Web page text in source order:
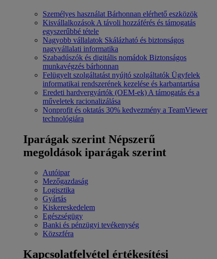
Személyes használat Bárhonnan elérhető eszközök
Kisvállalkozások A távoli hozzáférés és támogatás
egyszerűbbé tétele
Nagyobb vállalatok Skálázható és biztonságos
nagyvállalati informatika
Szabadúszók és digitális nomádok Biztonságos
munkavégzés bárhonnan
Felügyelt szolgáltatást nyújtó szolgáltatók Ügyfelek
informatikai rendszerének kezelése és karbantartása
Eredeti hardvergyártók (OEM-ek) A támogatás és a
műveletek racionalizálása
Nonprofit és oktatás 30% kedvezmény a TeamViewer
technológiára
Iparágak szerint Népszerű
megoldások iparágak szerint
Autóipar
Mezőgazdaság
Logisztika
Gyártás
Kiskereskedelem
Egészségügy
Banki és pénzügyi tevékenység
Közszféra
Kapcsolatfelvétel értékesítési